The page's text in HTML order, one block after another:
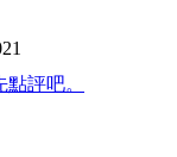
點評吧。